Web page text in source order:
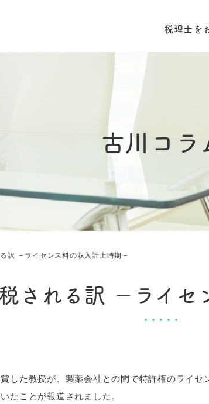
税理士を
古川コラ
訳 －ライセンス料の収入計上時期－
される訳 －ライセ
した教授が、製薬会社との間で特許権のライ
たことが報道されました。